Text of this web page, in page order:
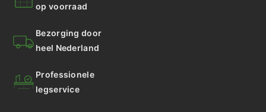
op voorraad
Bezorging door
heel Nederland
Professionele
legservice